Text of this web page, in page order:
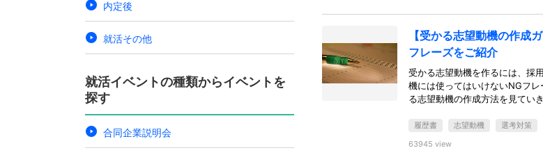
内定後
就活その他
就活イベントの種類からイベントを
探す
合同企業説明会
【受かる志望動機の作成
フレーズをご紹介
受かる志望動機を作るには、採
機には使ってはいけないNGフ
る志望動機の作成方法を見てい
履歴書 志望動機
選考対策
63945 view